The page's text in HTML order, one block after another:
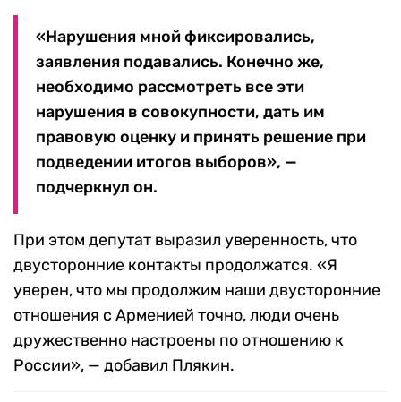
«Нарушения мной фиксировались,
заявления подавались. Конечно же,
необходимо рассмотреть все эти
нарушения в совокупности, дать им
правовую оценку и принять решение при
подведении итогов выборов», —
подчеркнул он.
При этом депутат выразил уверенность, что
двусторонние контакты продолжатся. «Я
уверен, что мы продолжим наши двусторонние
отношения с Арменией точно, люди очень
дружественно настроены по отношению к
России», — добавил Плякин.